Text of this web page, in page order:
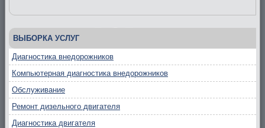
ВЫБОРКА УСЛУГ
Диагностика внедорожников
Компьютерная диагностика внедорожников
Обслуживание
Ремонт дизельного двигателя
Диагностика двигателя